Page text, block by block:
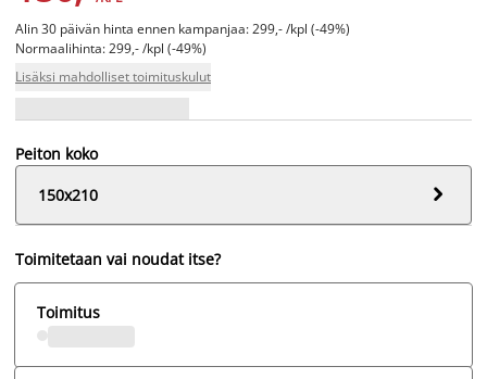
Alin 30 päivän hinta ennen kampanjaa: 299,- /kpl (-49%)
Normaalihinta: 299,- /kpl (-49%)
Lisäksi mahdolliset toimituskulut
Peiton koko
150x210

Toimitetaan vai noudat itse?
Toimitus